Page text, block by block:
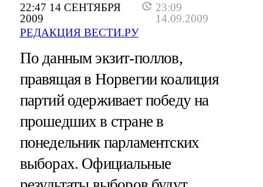
22:47 14 СЕНТЯБРЯ
2009
23:09
14.09.2009
РЕДАКЦИЯ ВЕСТИ.РУ
По данным экзит-поллов,
правящая в Норвегии коалиция
партий одерживает победу на
прошедших в стране в
понедельник парламентских
выборах. Официальные